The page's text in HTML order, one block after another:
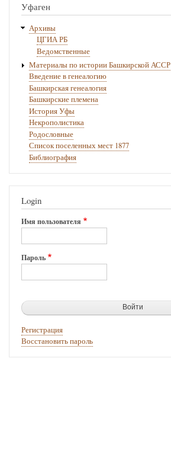
Уфаген
Архивы
ЦГИА РБ
Ведомственные
Материалы по истории Башкирской АССР
Введение в генеалогию
Башкирская генеалогия
Башкирские племена
История Уфы
Некрополистика
Родословные
Список поселенных мест 1877
Библиография
Login
Имя пользователя
Пароль
Регистрация
Восстановить пароль